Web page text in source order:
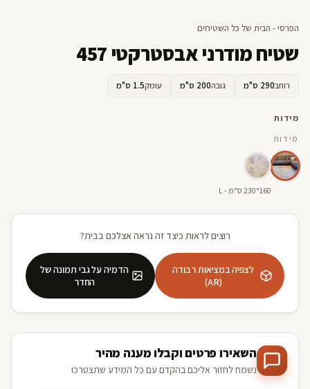
הפרסי - הבית של כל השטיחים
שטיח מודרני אבסטרקטי 457
רוחב290 ס"מ גובה200 ס"מ עומק1.5 ס"מ
מידות
מידות
160*230 ס"מ - L
רוצים לראות כיצד זה נראה אצלכם בבית?
לצפיה במציאות רבודה
(AR)
הדמיה על גבי תמונה של
החדר
השאירו פרטים וקבלו מענה מהיר
נשמח לחזור אליכם בהקדם עם כל המידע שתצטרכו